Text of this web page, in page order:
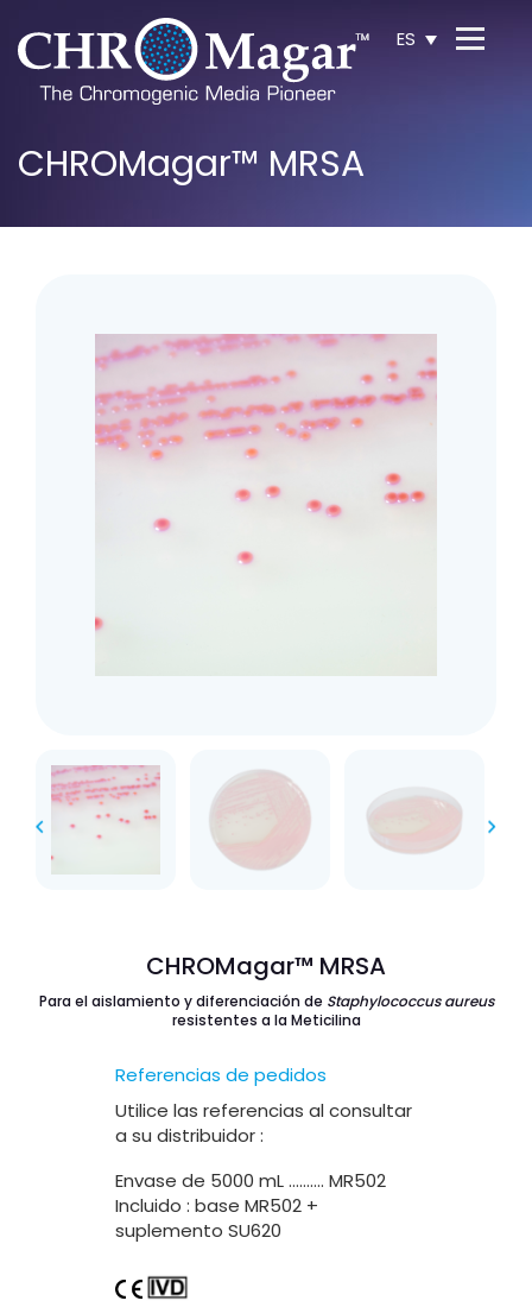
ES
CHROMagar™ MRSA
CHROMagar™ MRSA
Para el aislamiento y diferenciación de Staphylococcus aureus
resistentes a la Meticilina
Referencias de pedidos
Utilice las referencias al consultar
a su distribuidor :
Envase de 5000 mL ………. MR502
Incluido : base MR502 +
suplemento SU620